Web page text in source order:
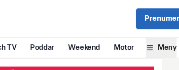
TV Poddar Weekend Motor Meny